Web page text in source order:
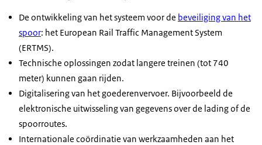
De ontwikkeling van het systeem voor de beveiliging van het
spoor: het European Rail Traffic Management System
(ERTMS).
Technische oplossingen zodat langere treinen (tot 740
meter) kunnen gaan rijden.
Digitalisering van het goederenvervoer. Bijvoorbeeld de
elektronische uitwisseling van gegevens over de lading of de
spoorroutes.
Internationale coördinatie van werkzaamheden aan het